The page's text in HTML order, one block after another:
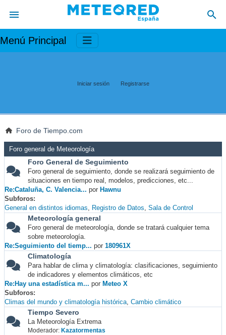
Menú Principal
Iniciar sesión Registrarse
Foro de Tiempo.com
Foro general de Meteorología
Foro General de Seguimiento
Foro general de seguimiento, donde se realizará seguimiento de
situaciones en tiempo real, modelos, predicciones, etc...
Re:Cataluña, C. Valencia... por Hawnu
Subforos
General en distintos idiomas
Registro de Datos Sala de Control
Meteorología general
Foro general de meteorología, donde se tratará cualquier tema
sobre meteorología.
Re:Seguimiento del tiemp... por 180961X
Climatología
Para hablar de clima y climatología: clasificaciones, seguimiento
de indicadores y elementos climáticos, etc
Re:Hay una estadística m... por Meteo X
Subforos
Climas del mundo y climatología histórica Cambio climático
Tiempo Severo
La Meteorología Extrema
Moderador: Kazatormentas